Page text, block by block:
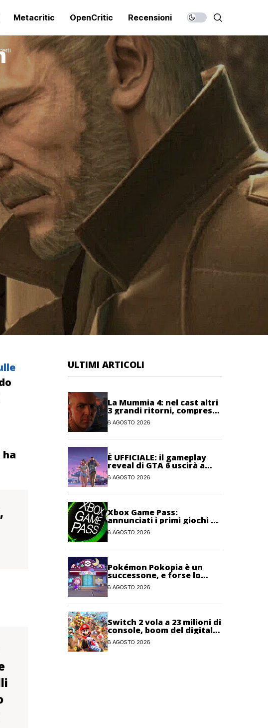
Metacritic OpenCritic Recensioni
ha
ULTIMI ARTICOLI
La Mummia 4: nel cast altri
3 grandi ritorni, compreso
Imhotep
6 AGOSTO 2026
È UFFICIALE: il gameplay
reveal di GTA 6 uscirà a
fine mese su Netflix!
6 AGOSTO 2026
Xbox Game Pass:
annunciati i primi giochi di
agosto 2026
6 AGOSTO 2026
Pokémon Pokopia è un
successone, e forse lo
spin-off più venduto del
franchise
6 AGOSTO 2026
Switch 2 vola a 23 milioni di
console, boom del digitale
anche per Nintendo
6 AGOSTO 2026